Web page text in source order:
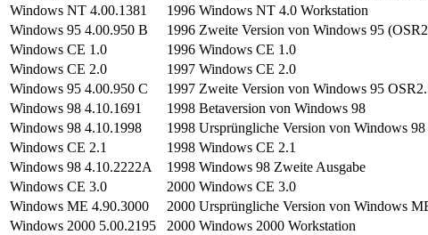
Windows NT 4.00.1381
1996 Windows NT 4.0 Workstation
Windows 95 4.00.950 B
1996 Zweite Version von Windows 95
Windows CE 1.0
1996 Windows CE 1.0
Windows CE 2.0
1997 Windows CE 2.0
Windows 95 4.00.950 C
1997 Zweite Version von Windows 95
Windows 98 4.10.1691
1998 Betaversion von Windows 98
Windows 98 4.10.1998
1998 Ursprüngliche Version von Windows 98
Windows CE 2.1
1998 Windows CE 2.1
Windows 98 4.10.2222A
1998 Windows 98 Zweite Ausgabe
Windows CE 3.0
2000 Windows CE 3.0
Windows ME 4.90.3000
2000 Ursprüngliche Version von Windows
Windows 2000 5.00.2195
2000 Windows 2000 Workstation